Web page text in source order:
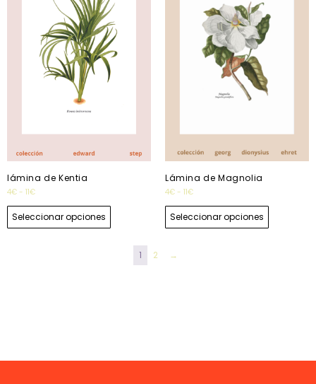
lámina de Kentia
4€ - 11€
Seleccionar opciones
Lámina de Magnolia
4€ - 11€
Seleccionar opciones
1 2 →